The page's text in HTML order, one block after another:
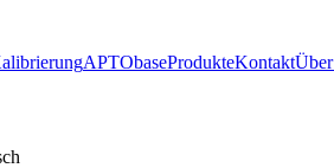
APTObaseProdukteKontakt